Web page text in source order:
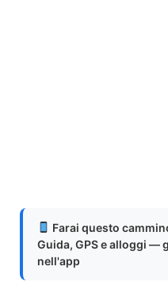
Farai questo
Guida, GPS e alloggi —
nell'app